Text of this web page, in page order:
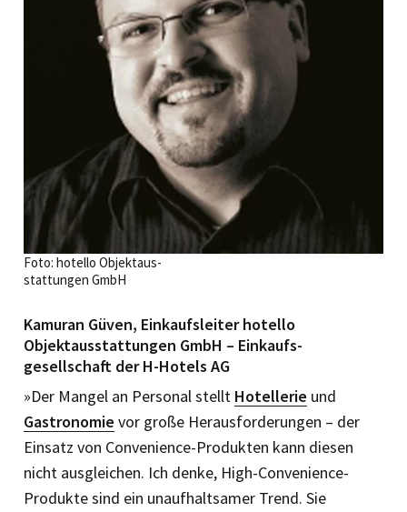
Foto: hotello Objektaus-
stattungen GmbH
Kamuran Güven, Einkaufsleiter hotello
Objektausstattungen GmbH – Einkaufs-
gesellschaft der H-Hotels AG
»Der Mangel an Personal stellt Hotellerie und
Gastronomie vor große Herausforderungen – der
Einsatz von Convenience-Produkten kann diesen
nicht ausgleichen. Ich denke, High-Convenience-
Produkte sind ein unaufhaltsamer Trend. Sie